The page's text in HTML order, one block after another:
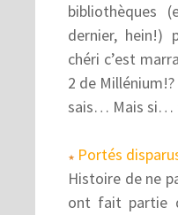
bibliothèques
dernier, hein!)
chéri c’est
2 de
sais… Mais si…
★ Portés
Histoire de ne
ont fait partie